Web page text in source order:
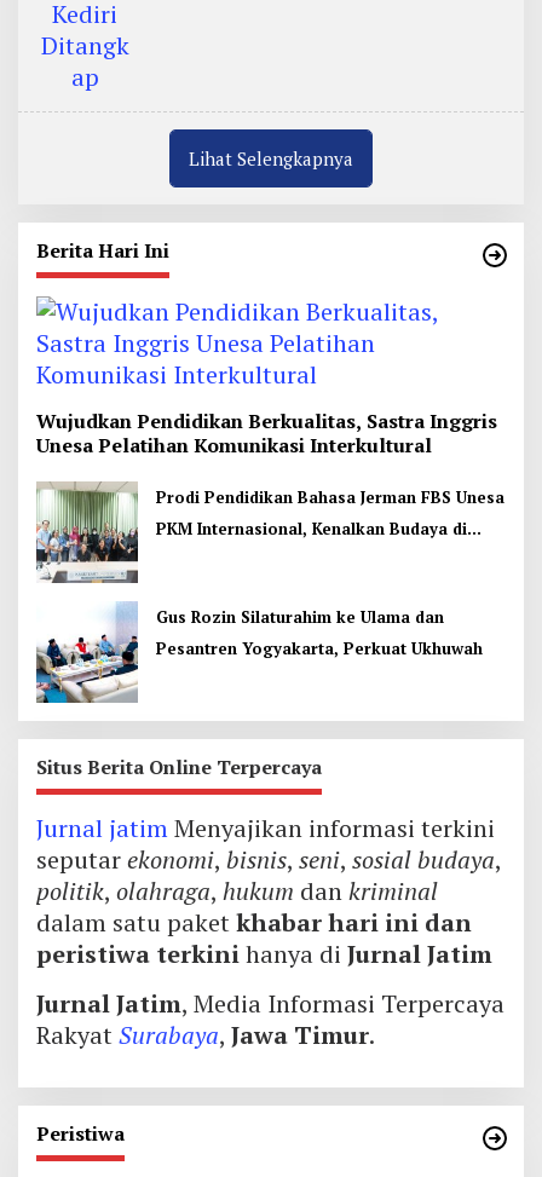
Lihat Selengkapnya
Berita Hari Ini
Wujudkan Pendidikan Berkualitas, Sastra Inggris
Unesa Pelatihan Komunikasi Interkultural
Prodi Pendidikan Bahasa Jerman FBS Unesa
PKM Internasional, Kenalkan Budaya di
Gus Rozin Silaturahim ke Ulama dan
Pesantren Yogyakarta, Perkuat Ukhuwah
Situs Berita Online Terpercaya
Jurnal jatimMenyajikan informasi terkini
seputarekonomi, bisnis, seni, sosial budaya,
politik, olahraga, hukum dankriminal
dalam satu paketkhabar hari ini dan
peristiwa terkinihanya di Jurnal Jatim
Jurnal Jatim, Media Informasi Terpercaya
RakyatSurabaya, Jawa Timur.
Peristiwa